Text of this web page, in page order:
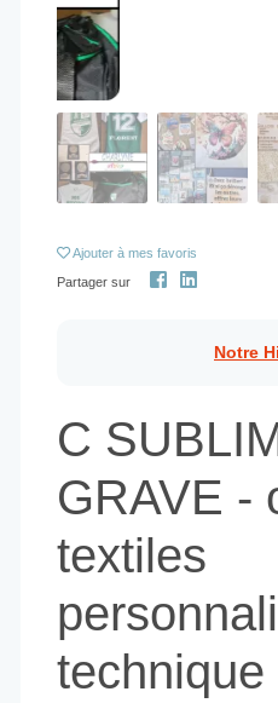
C
GRAVE -
textiles
flocage -
33380
C Sublime Graveest la
touche créative et d'un
professionnel. Travailler
papier et bien d'autres